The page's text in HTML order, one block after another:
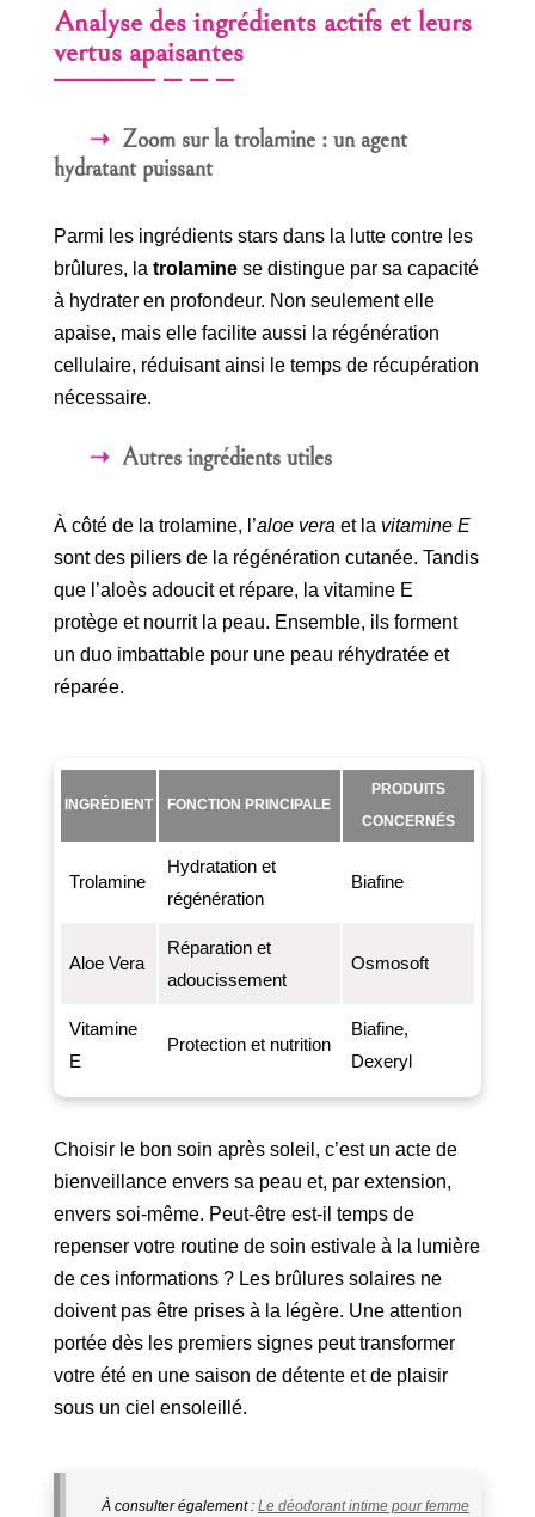
Analyse des ingrédients actifs et leurs
vertus apaisantes
Zoom sur la trolamine : un agent
hydratant puissant
Parmi les ingrédients stars dans la lutte contre les
brûlures, la trolaminese distingue par sa capacité
à hydrater en profondeur. Non seulement elle
apaise, mais elle facilite aussi la régénération
cellulaire, réduisant ainsi le temps de récupération
nécessaire.
Autres ingrédients utiles
À côté de la trolamine, l’aloe vera et la vitamine E
sont des piliers de la régénération cutanée. Tandis
que l’aloès adoucit et répare, la vitamine E
protège et nourrit la peau. Ensemble, ils forment
un duo imbattable pour une peau réhydratée et
réparée.
INGRÉDIENT FONCTION PRINCIPALE
PRODUITS
CONCERNÉS
Trolamine
Hydratation et
régénération
Biafine
Aloe Vera
Réparation et
adoucissement
Osmosoft
Vitamine
E
Protection et nutrition
Biafine,
Dexeryl
Choisir le bon soin après soleil, c’est un acte de
bienveillance envers sa peau et, par extension,
envers soi-même. Peut-être est-il temps de
repenser votre routine de soin estivale à la lumière
de ces informations ? Les brûlures solaires ne
doivent pas être prises à la légère. Une attention
portée dès les premiers signes peut transformer
votre été en une saison de détente et de plaisir
sous un ciel ensoleillé.
À consulter également : Le déodorant intime pour femme